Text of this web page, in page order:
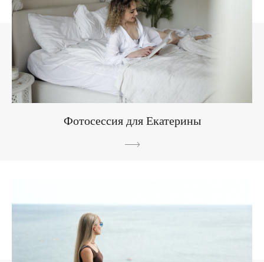
Фотосессия для Екатерины